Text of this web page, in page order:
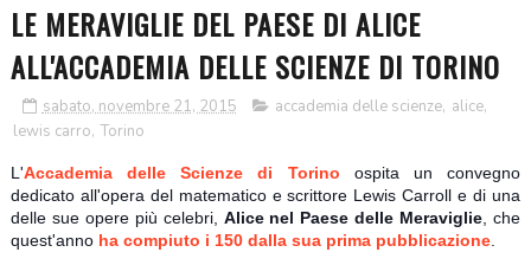
LE MERAVIGLIE DEL PAESE DI ALICE
ALL'ACCADEMIA DELLE SCIENZE DI TORINO
sabato, novembre 21, 2015 accademia delle scienze, alice,
lewis carro, Torino
L'Accademia delle Scienze di Torino ospita un convegno
dedicato all'opera del matematico e scrittore Lewis Carroll e di una
delle sue opere più celebri, Alice nel Paese delle Meraviglie , che
quest'anno ha compiuto i 150 dalla sua prima pubblicazione.